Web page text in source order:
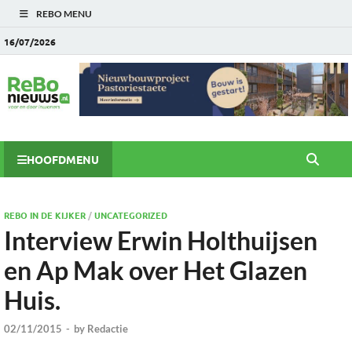
REBO MENU
16/07/2026
HOOFDMENU
REBO IN DE KIJKER/UNCATEGORIZED
Interview Erwin Holthuijsen
en Ap Mak over Het Glazen
Huis.
02/11/2015 - by Redactie